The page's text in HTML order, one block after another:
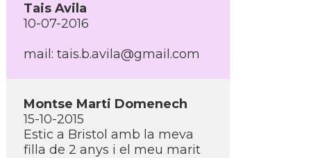
Tais Avila
10-07-2016
mail: tais.b.avila@gmail.com
Montse Marti Domenech
15-10-2015
Estic a Bristol amb la meva
filla de 2 anys i el meu marit